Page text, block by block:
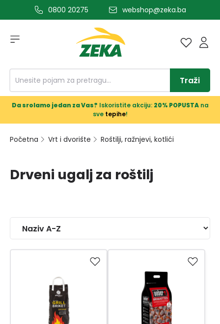
glavni sadržaj0800 20275 webshop@zeka.ba
Traži
Da srolamo jedan za Vas? Iskoristite akciju: 20% POPUSTAna
sve tepihe!
Početna Vrt i dvorište Roštilji, ražnjevi, kotlići
Drveni ugalj za roštilj